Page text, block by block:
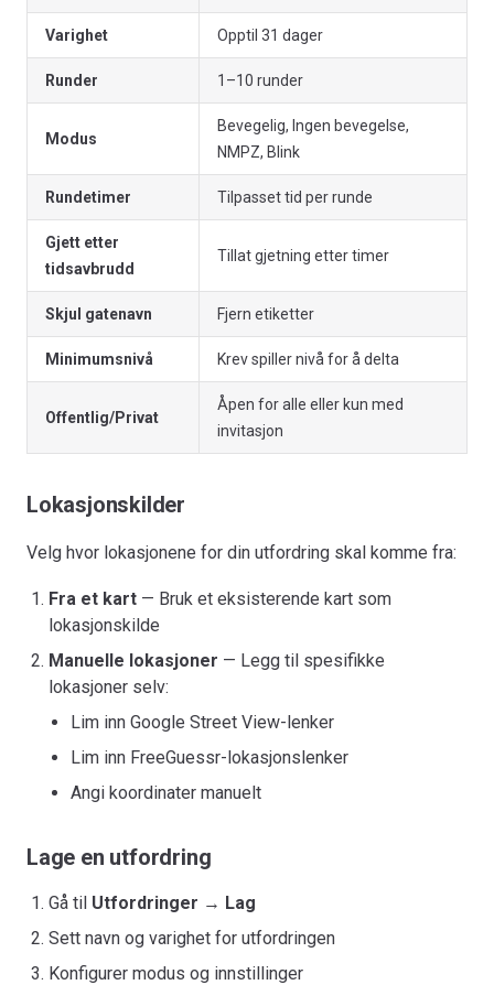
Varighet Opptil 31 dager
Runder 1–10 runder
Modus
Bevegelig, Ingen bevegelse,
NMPZ, Blink
Rundetimer Tilpasset tid per runde
Gjett etter
tidsavbrudd
Tillat gjetning etter timer
Skjul gatenavn Fjern etiketter
Minimumsnivå Krev spiller nivå for å delta
Offentlig/Privat
Åpen for alle eller kun med
invitasjon
Lokasjonskilder
Velg hvor lokasjonene for din utfordring skal komme fra:
Fra et kart — Bruk et eksisterende kart som
lokasjonskilde
Manuelle lokasjoner — Legg til spesifikke
lokasjoner selv:
Lim inn Google Street View-lenker
Lim inn FreeGuessr-lokasjonslenker
Angi koordinater manuelt
Lage en utfordring
Gå til Utfordringer → Lag
Sett navn og varighet for utfordringen
Konfigurer modus og innstillinger